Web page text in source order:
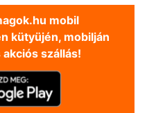
mobil
kütyüjén, mobilján
szállás!